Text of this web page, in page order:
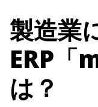
製造業
ERP「
は？